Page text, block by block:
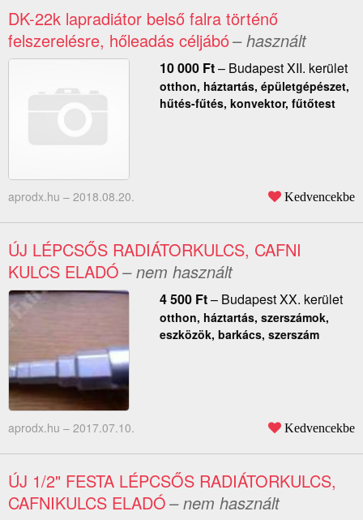
DK-22k lapradiátor belső falra történő
felszerelésre, hőleadás céljábó– használt
10 000 Ft– Budapest XII. kerület
otthon, háztartás, épületgépészet,
hűtés-fűtés, konvektor, fűtőtest
aprodx.hu – 2018.08.20. Kedvencekbe
ÚJ LÉPCSŐS RADIÁTORKULCS, CAFNI
KULCS ELADÓ– nem használt
4 500 Ft– Budapest XX. kerület
otthon, háztartás, szerszámok,
eszközök, barkács, szerszám
aprodx.hu – 2017.07.10. Kedvencekbe
ÚJ 1/2" FESTA LÉPCSŐS RADIÁTORKULCS,
CAFNIKULCS ELADÓ– nem használt